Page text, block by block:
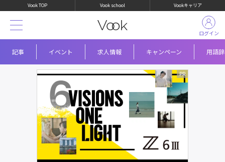
Vook TOP Vook school Vookキャリア
記事 イベント 求人情報 キャンペーン 用語
ログイン